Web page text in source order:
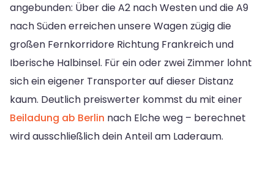
angebunden: Über die A2 nach Westen und die A9
nach Süden erreichen unsere Wagen zügig die
großen Fernkorridore Richtung Frankreich und
Iberische Halbinsel. Für ein oder zwei Zimmer lohnt
sich ein eigener Transporter auf dieser Distanz
kaum. Deutlich preiswerter kommst du mit einer
Beiladung ab Berlin nach Elche weg – berechnet
wird ausschließlich dein Anteil am Laderaum.